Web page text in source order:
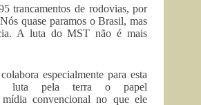
trancamentos de rodovias, por
quase paramos o Brasil, mas
A luta do MST não é mais
especialmente para esta
luta pela terra o papel
mídia convencional no que ele